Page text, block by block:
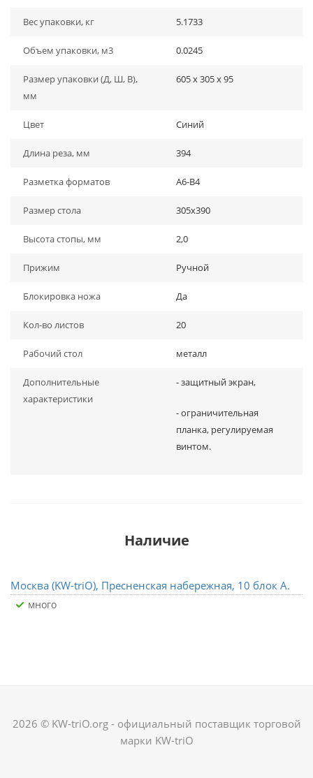
Вес упаковки, кг 5.1733
Объем упаковки, м3 0.0245
Размер упаковки (Д, Ш, В),
мм
605 x 305 x 95
Цвет Синий
Длина реза, мм 394
Разметка форматов А6-В4
Размер стола 305x390
Высота стопы, мм 2,0
Прижим Ручной
Блокировка ножа Да
Кол-во листов 20
Рабочий стол металл
Дополнительные
характеристики
- защитный экран,
- ограничительная
планка, регулируемая
винтом.
Наличие
Москва (KW-triO), Пресненская набережная, 10 блок А.
Много
2026 © KW-triO.org - официальный поставщик торговой
марки KW-triO